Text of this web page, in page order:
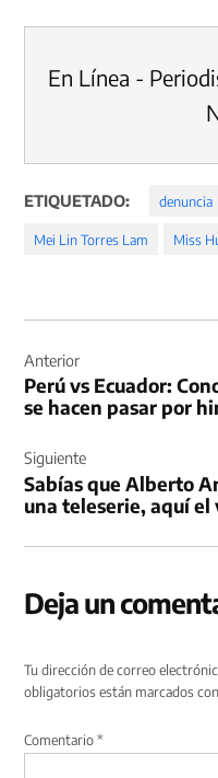
En Línea -
ETIQUETADO: denuncia
Mei Lin Torres Lam Miss
de
entradas
Anterior
Perú vs Ecuador:
se hacen pasar por
Siguiente
Sabías que Alberto
una teleserie, aquí el
Deja un
Tu dirección de correo
obligatorios están marcados
Comentario*